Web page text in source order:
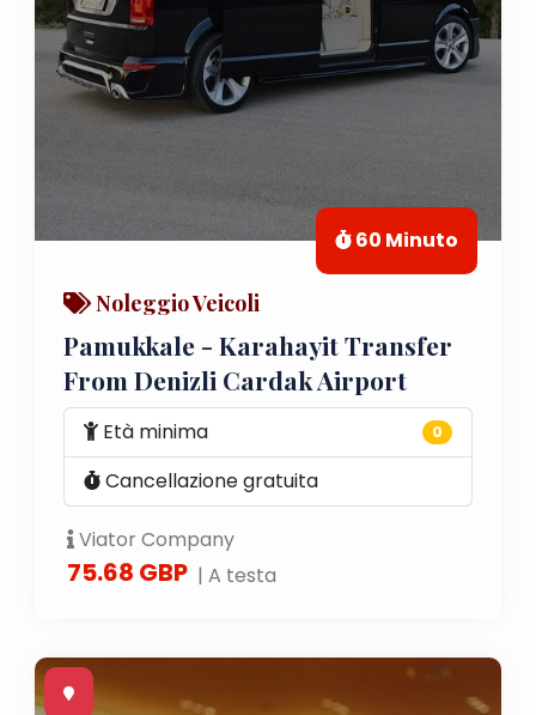
60 Minuto
Noleggio Veicoli
Pamukkale - Karahayit Transfer
From Denizli Cardak Airport
Età minima 0
Cancellazione gratuita
Viator Company
75.68 GBP | A testa